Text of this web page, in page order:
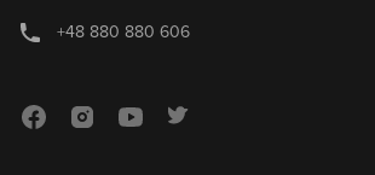
+48 880 880 606